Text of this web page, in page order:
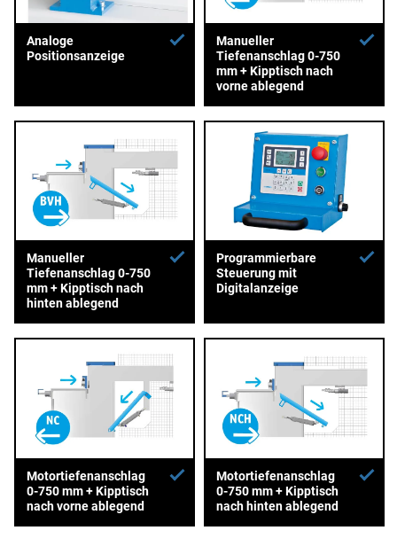
Analoge
Positionsanzeige
Manueller
Tiefenanschlag 0-750
mm + Kipptisch nach
vorne ablegend
Manueller
Tiefenanschlag 0-750
mm + Kipptisch nach
hinten ablegend
Programmierbare
Steuerung mit
Digitalanzeige
Motortiefenanschlag
0-750 mm + Kipptisch
nach vorne ablegend
Motortiefenanschlag
0-750 mm + Kipptisch
nach hinten ablegend